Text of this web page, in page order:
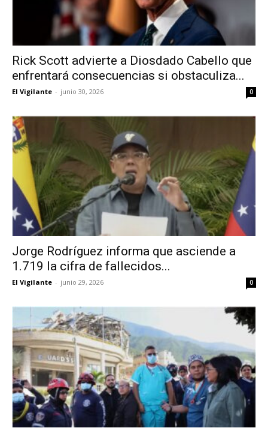
Rick Scott advierte a Diosdado Cabello que
enfrentará consecuencias si obstaculiza...
El Vigilante - junio 30, 2026 0
Jorge Rodríguez informa que asciende a
1.719 la cifra de fallecidos...
El Vigilante - junio 29, 2026 0